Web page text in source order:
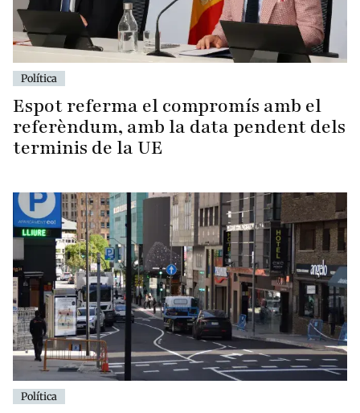
Política
Espot referma el compromís amb el
referèndum, amb la data pendent dels
terminis de la UE
Política